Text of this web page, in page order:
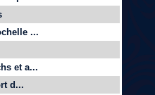
...
et a...
d...